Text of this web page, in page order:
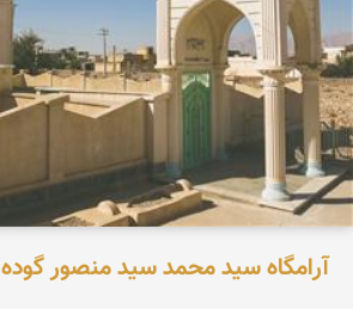
آرامگاه سید محمد سید منصور گوده